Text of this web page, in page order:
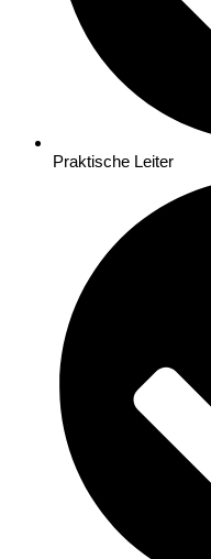
Praktische Leiter